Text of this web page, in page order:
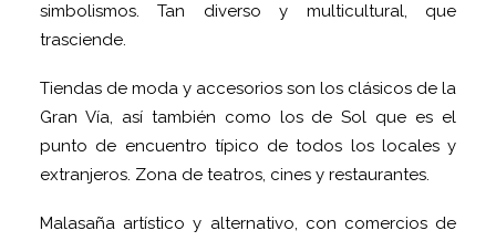
simbolismos. Tan diverso y multicultural, que
trasciende.
Tiendas de moda y accesorios son los clásicos de la
Gran Vía, así también como los de Sol que es el
punto de encuentro típico de todos los locales y
extranjeros. Zona de teatros, cines y restaurantes.
Malasaña artístico y alternativo, con comercios de